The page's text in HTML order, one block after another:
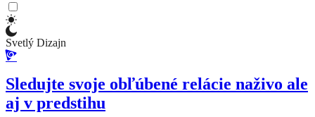
Svetlý Dizajn
Sledujte svoje obľúbené relácie naživo ale
aj v predstihu